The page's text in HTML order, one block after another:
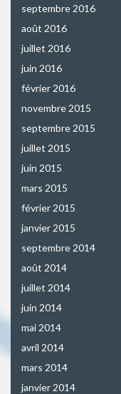
septembre 2016
août 2016
juillet 2016
juin 2016
février 2016
novembre 2015
septembre 2015
juillet 2015
juin 2015
mars 2015
février 2015
janvier 2015
septembre 2014
août 2014
juillet 2014
juin 2014
mai 2014
avril 2014
mars 2014
janvier 2014